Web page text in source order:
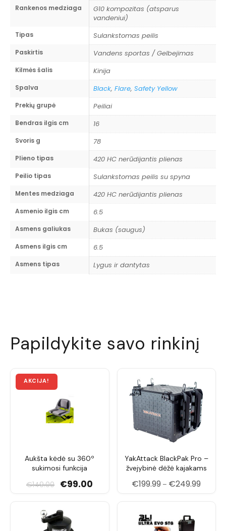
nykščio anga leidžia atidaryti peilį viena ranka
Jimping sistema
Viršutinėje ašmenų kraštinėje dalyje esantys
dantukai (jimping) fiksuoja nykščio poziciją ir
neleidžia pirštui slysti pjovimo metu. Šis bruožas
ypač svarbus dirbant drėgnomis rankomis ant
vandens.
Rankenos medziaga
G10 kompozitas (atsparus
vandeniui)
Tipas Sulankstomas peilis
Paskirtis Vandens sportas / Gelbejimas
Kilmės šalis Kinija
Spalva Black, Flare, Safety Yellow
Prekių grupė Peiliai
Bendras ilgis cm 16
Svoris g 78
Plieno tipas 420 HC nerūdijantis plienas
Peilio tipas Sulankstomas peilis su spyna
Mentes medziaga 420 HC nerūdijantis plienas
Asmenio ilgis cm 6.5
Asmens galiukas Bukas (saugus)
Asmens ilgis cm 6.5
Asmens tipas Lygus ir dantytas
Papildykite savo rinkinį
Aukšta kėdė su 360º
sukimosi funkcija
€149.00 Original price was: €149.00.
€99.00 Current price is: €99.00.
YakAttack BlackPak Pro –
žvejybinė dėžė kajakams
€199.99 – €249.99